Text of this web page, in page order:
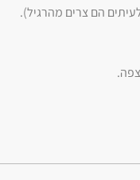
הם צרים מהרגיל).